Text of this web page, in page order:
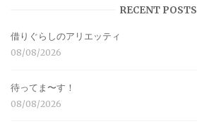
RECENT POSTS
借りぐらしのアリエッティ
08/08/2026
待ってま〜す！
08/08/2026